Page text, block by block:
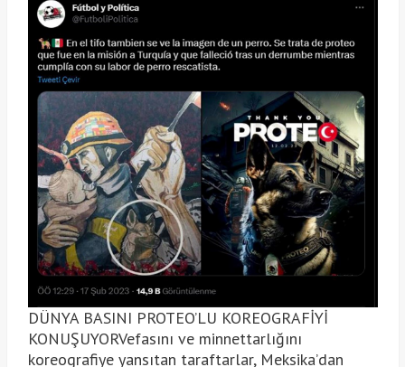
DÜNYA BASINI PROTEO’LU KOREOGRAFİYİ
KONUŞUYORVefasını ve minnettarlığını
koreografiye yansıtan taraftarlar, Meksika’dan